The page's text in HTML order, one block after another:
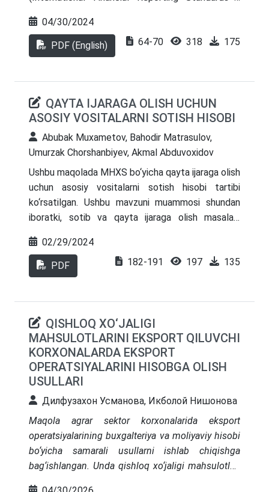
hamkorlariga moslashish, mintaqaviy integratsiya
va islom moliyasi tamoyillarini hisobga olishga
qaratilgan amaliy tavsiyalar ishlab chiqilgan.
umumqabul qilingan qoidalari - BHUQ (Generally
Accepted Accounting Principles - GAAP) tan
olinmoqda. Tahlillarga ko‘ra, jahonda MHXS haqida
standartlarni eʼtirof etuvchi mamlakatlar soni
oshib bormoqda. U dunyo mamlakatlari o‘rtasida
o‘zaro hamkorlikda, jumladan iqtisodiy
munosabatlarni rivojlantirishda, ayniqsa,
bo‘lib xizmat qilmoqda. Mazkur maqolada MHXS,
xalqaro tajriba, dunyo mamlakatlarida qo‘llanilishi
kabi bir qator jihatlar yoritib o‘tilgan.
04/30/2024
PDF (English) 64-70 318 175
QAYTA IJARAGA OLISH UCHUN
ASOSIY VOSITALARNI SOTISH HISOBI
Abubak Muxametov, Bahodir Matrasulov,
Umurzak Chorshanbiyev, Akmal Abduvoxidov
Ushbu maqolada MHXS bo‘yicha qayta ijaraga olish
uchun asosiy vositalarni sotish hisobi tartibi
ko‘rsatilgan. Ushbu mavzuni muammosi shundan
iboratki, sotib va qayta ijaraga olish masalasi
bizning amaliyotimizda yangi hisoblanadi. Mualliflar
maqolada bu masalani misollar va buxgalterlik
yozuvlar bilan batafsil ko‘rsatib chiqqanlar.
boshqa umumiy daromadlar to‘g‘risidagi hisobotlar
qisgartirilgan shaklda xalqaro amaliyotida
qo‘llaniladigan shakllardan olingan. Masalani ochib
berish uchun buxgalteriya hisobining ikki yoqlama
usulidan foydalanilgan. Mualliflarning ilmiy va
amaliy hissasi shundan iboratki muammoni o‘zbek
shakllarida buxgalterlarga tanishtirdi.
02/29/2024
PDF 182-191 197 135
QISHLOQ XO‘JALIGI
MAHSULOTLARINI EKSPORT QILUVCHI
KORXONALARDA EKSPORT
OPERATSIYALARINI HISOBGA OLISH
USULLARI
Дилфузахон Усманова, Икболой Нишонова
Maqola agrar sektor korxonalarida eksport
operatsiyalarining buxgalteriya va moliyaviy hisobi
bo‘yicha samarali usullarni ishlab chiqishga
bag‘ishlangan. Unda qishloq xo‘jaligi mahsulotlari